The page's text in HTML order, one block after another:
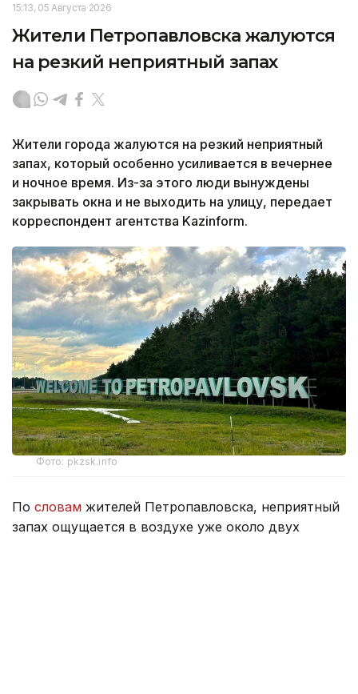
15:13, 05 Августа 2026
Жители Петропавловска жалуются
на резкий неприятный запах
Жители города жалуются на резкий неприятный
запах, который особенно усиливается в вечернее
и ночное время. Из-за этого люди вынуждены
закрывать окна и не выходить на улицу, передает
корреспондент агентства Kazinform.
Фото: pkzsk.info
По словам жителей Петропавловска, неприятный
запах ощущается в воздухе уже около двух